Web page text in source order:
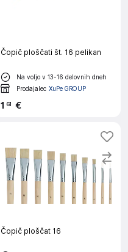
Čopič ploščati št. 16 pelikan
Na voljo v 13-16 delovnih dneh
Prodajalec XuPe GROUP
1 61 €
Čopič ploščat 16